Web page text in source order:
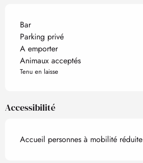
Bar
Parking privé
A emporter
Animaux acceptés
Tenu en laisse
Accessibilité
Accueil personnes à mobilité réduite